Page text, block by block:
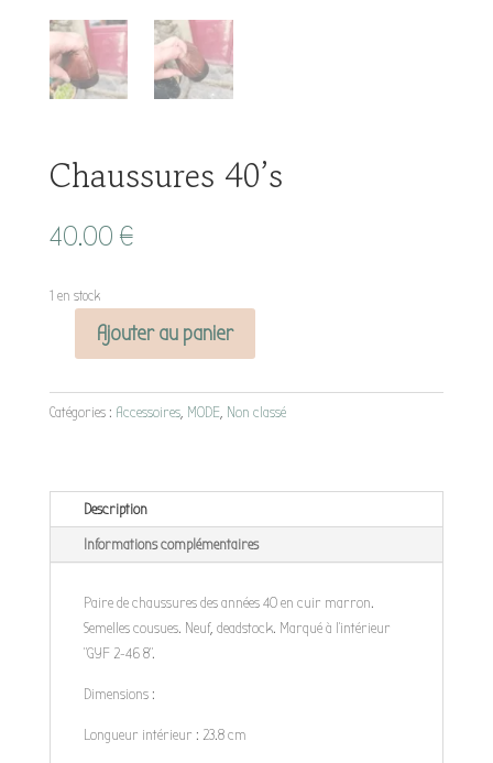
Chaussures 40’s
40.00 €
1 en stock
Chaussures
40's
Ajouter au panier
Catégories : Accessoires, MODE, Non classé
Description
Informations complémentaires
Paire de chaussures des années 40 en cuir marron.
Semelles cousues. Neuf, deadstock. Marqué à l'intérieur
"GYF 2-46 8".
Dimensions :
Longueur intérieur : 23.8 cm